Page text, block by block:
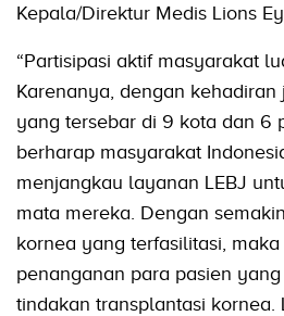
Kepala/Direktur Medis Lions
“Partisipasi aktif masyarakat
Karenanya, dengan kehadiran
yang tersebar di 9 kota dan 6
berharap masyarakat
menjangkau layanan LEBJ
mata mereka. Dengan
kornea yang terfasilitasi,
penanganan para pasien
tindakan transplantasi kornea.